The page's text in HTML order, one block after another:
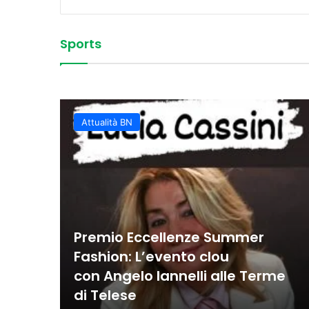
Sports
Vittoria convincente
Attualità BN
Premio Eccellenze Summer
Fashion: L’evento clou
con Angelo Iannelli alle Terme
di Telese